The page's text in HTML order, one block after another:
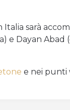
sarà
e Dayan
e nei punti